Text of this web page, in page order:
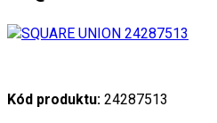
Kód produktu: 24287513